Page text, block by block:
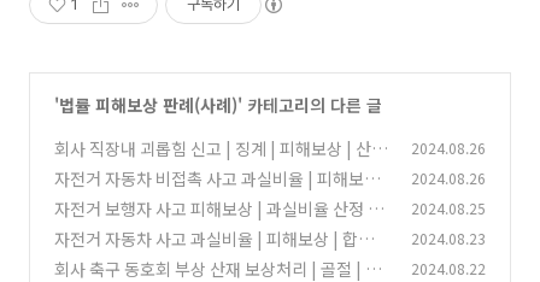
1 구독하기
'법률 피해보상 판례(사례)' 카테고리의 다른 글
회사 직장내 괴롭힘 신고 | 징계 | 피해보상 | 산재
처리 | 월급 | 전환배치 판례
(0)
2024.08.26
자전거 자동차 비접촉 사고 과실비율 | 피해보상 |
합의금 | 판례
(0)
2024.08.26
자전거 보행자 사고 피해보상 | 과실비율 산정 |
합의금 | 판례
(0)
2024.08.25
자전거 자동차 사고 과실비율 | 피해보상 | 합의금
| 판례 (0)
2024.08.23
회사 축구 동호회 부상 산재 보상처리 | 골절 | 인
2024.08.22